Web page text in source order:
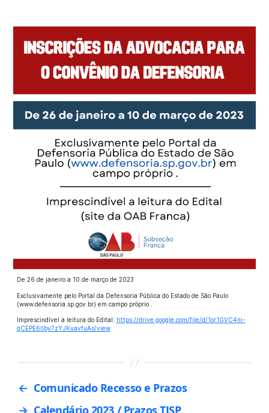
De 26 de janeiro a 10 de março de 2023
Exclusivamente pelo Portal da Defensoria Pública do Estado de São Paulo
(www.defensoria.sp.gov.br) em campo próprio .
Imprescindível a leitura do Edital: https://drive.google.com/file/d/1or1GVC4ni-
qCEPE6Ilby7zYJKuavfuAs/view
← Comunicado Recesso e Prazos
→ Calendário 2023 / Prazos TJSP